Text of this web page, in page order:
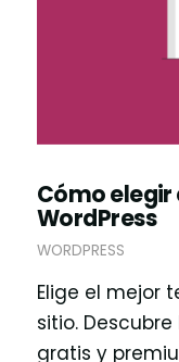
Cómo
WordPress
WORDPRESS
Elige el mejor
sitio.
gratis y